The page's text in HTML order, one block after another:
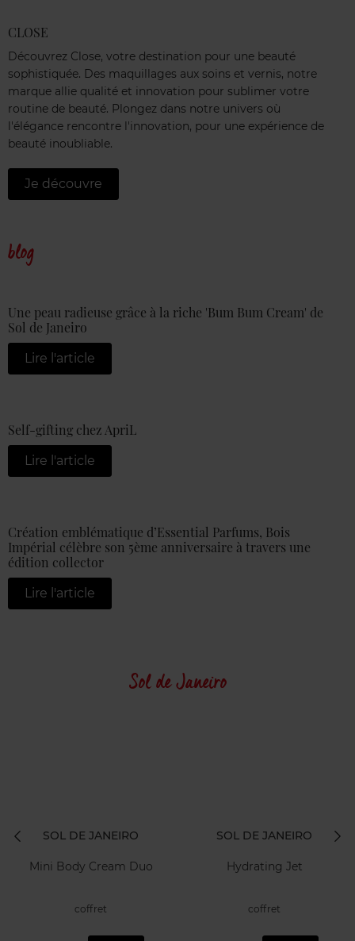
CLOSE
Découvrez Close, votre destination pour une beauté
sophistiquée. Des maquillages aux soins et vernis, notre
marque allie qualité et innovation pour sublimer votre
routine de beauté. Plongez dans notre univers où
l'élégance rencontre l'innovation, pour une expérience de
beauté inoubliable.
Je découvre
blog
Une peau radieuse grâce à la riche 'Bum Bum Cream' de
Sol de Janeiro
Lire l'article
Self-gifting chez ApriL
Lire l'article
Création emblématique d’Essential Parfums, Bois
Impérial célèbre son 5ème anniversaire à travers une
édition collector
Lire l'article
Sol de Janeiro
SOL DE JANEIRO
Mini Body Cream Duo
coffret
SOL DE JANEIRO
Hydrating Jet
coffret